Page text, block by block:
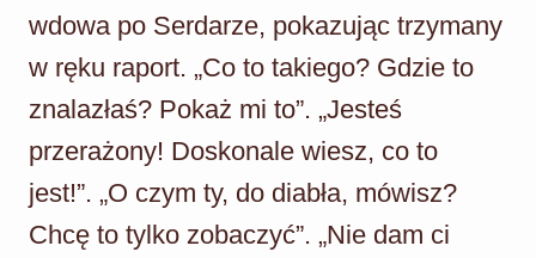
wdowa po Serdarze, pokazując trzymany
w ręku raport. „Co to takiego? Gdzie to
znalazłaś? Pokaż mi to”. „Jesteś
przerażony! Doskonale wiesz, co to
jest!”. „O czym ty, do diabła, mówisz?
Chcę to tylko zobaczyć”. „Nie dam ci